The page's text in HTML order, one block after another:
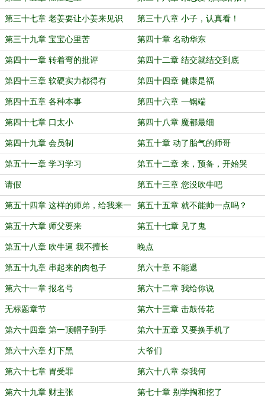
第三十七章 老姜要让小姜来见识 第三十八章 小子，认真看！
第三十九章 宝宝心里苦 第四十章 名动华东
第四十一章 转着弯的批评 第四十二章 结交就结交到底
第四十三章 软硬实力都得有 第四十四章 健康是福
第四十五章 各种本事 第四十六章 一锅端
第四十七章 口太小 第四十八章 魔都最细
第四十九章 会员制 第五十章 动了胎气的师哥
第五十一章 学习学习 第五十二章 来，预备，开始哭
请假 第五十三章 您没吹牛吧
第五十四章 这样的师弟，给我来一
沓
第五十五章 就不能帅一点吗？
第五十六章 师父要来 第五十七章 见了鬼
第五十八章 吹牛逼 我不擅长 晚点
第五十九章 串起来的肉包子 第六十章 不能退
第六十一章 报名号 第六十二章 我给你说
无标题章节 第六十三章 击鼓传花
第六十四章 第一顶帽子到手 第六十五章 又要换手机了
第六十六章 灯下黑 大爷们
第六十七章 胃受罪 第六十八章 奈我何
第六十九章 财主张 第七十章 别学掏和挖了